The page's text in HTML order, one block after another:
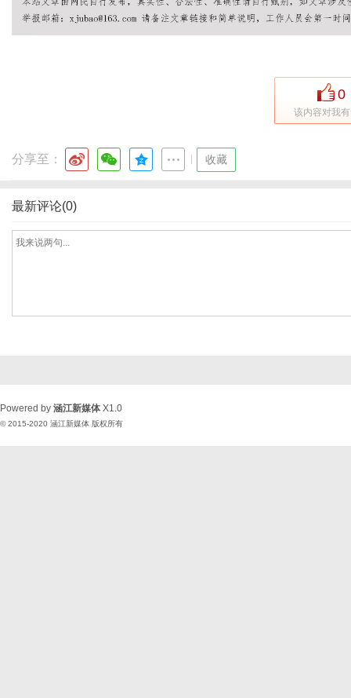
0
该内容对我
分享至： 收藏
最新评论(0)
Powered by 涵江新媒体 X1.0
© 2015-2020 涵江新媒体 版权所有